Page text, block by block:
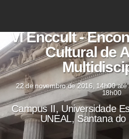
VI Enccult -
Cultural de
22 de novembro de 2016, 14h00
18h00
Campus II, Universidade
UNEAL, Santana